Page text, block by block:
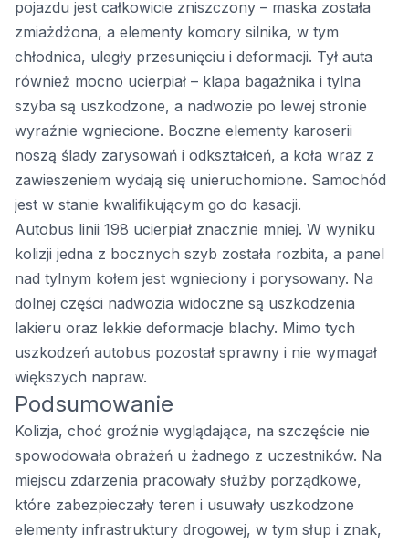
pojazdu jest całkowicie zniszczony – maska została
zmiażdżona, a elementy komory silnika, w tym
chłodnica, uległy przesunięciu i deformacji. Tył auta
również mocno ucierpiał – klapa bagażnika i tylna
szyba są uszkodzone, a nadwozie po lewej stronie
wyraźnie wgniecione. Boczne elementy karoserii
noszą ślady zarysowań i odkształceń, a koła wraz z
zawieszeniem wydają się unieruchomione. Samochód
jest w stanie kwalifikującym go do kasacji.
Autobus linii 198 ucierpiał znacznie mniej. W wyniku
kolizji jedna z bocznych szyb została rozbita, a panel
nad tylnym kołem jest wgnieciony i porysowany. Na
dolnej części nadwozia widoczne są uszkodzenia
lakieru oraz lekkie deformacje blachy. Mimo tych
uszkodzeń autobus pozostał sprawny i nie wymagał
większych napraw.
Podsumowanie
Kolizja, choć groźnie wyglądająca, na szczęście nie
spowodowała obrażeń u żadnego z uczestników. Na
miejscu zdarzenia pracowały służby porządkowe,
które zabezpieczały teren i usuwały uszkodzone
elementy infrastruktury drogowej, w tym słup i znak,